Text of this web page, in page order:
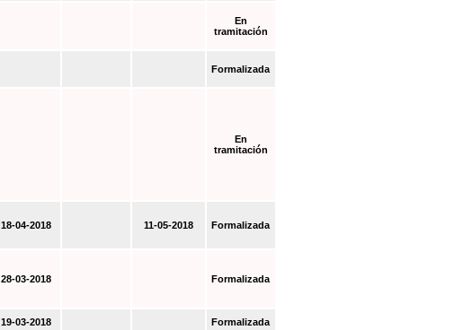
En
tramitación
Formalizada
En
tramitación
18-04-2018 11-05-2018 Formalizada
28-03-2018 Formalizada
19-03-2018 Formalizada